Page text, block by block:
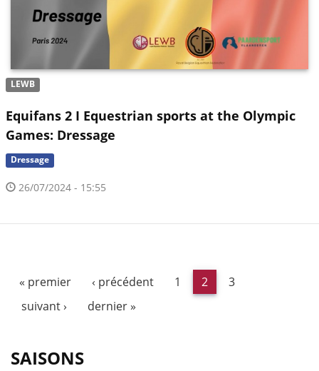
LEWB
Equifans 2 I Equestrian sports at the Olympic
Games: Dressage
Dressage
26/07/2024 - 15:55
« premier ‹ précédent 1 2
3
suivant ›
dernier »
SAISONS